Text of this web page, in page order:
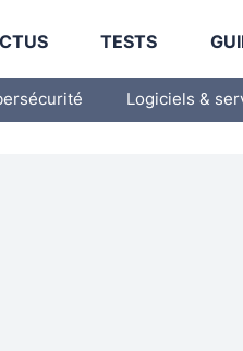
TESTS
Logiciels &